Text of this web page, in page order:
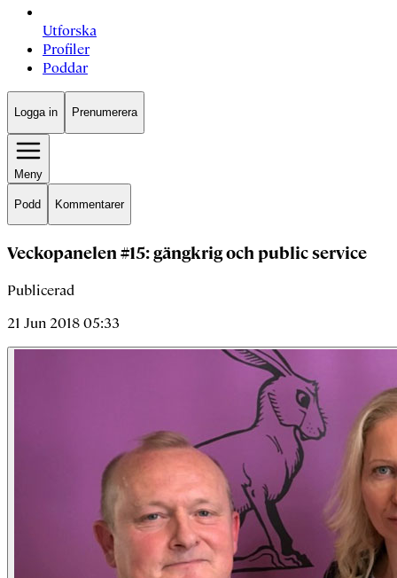
Utforska
Profiler
Poddar
Logga in Prenumerera
Meny
Podd Kommentarer
Veckopanelen #15: gängkrig och public service
Publicerad
21 Jun 2018 05:33